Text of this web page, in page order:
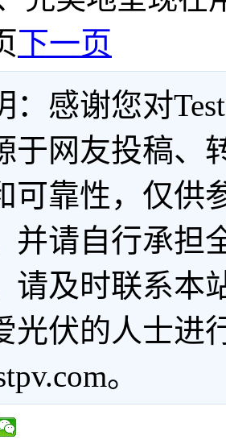
下一页
：感谢您对
于网友投稿、
可靠性，仅供
并请自行承担
请及时联系本
光伏的人士进
。